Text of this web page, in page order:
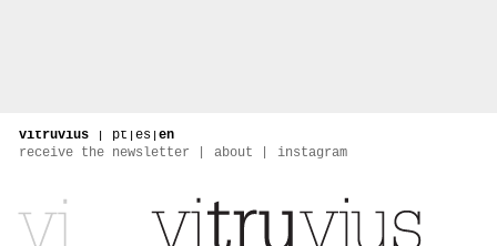
vitruvius | pt | es | en
receive the newsletter
about instagram